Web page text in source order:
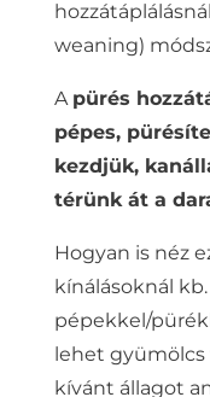
weaning)
A pürés
pépes,
kezdjük,
térünk át a
Hogyan is néz
kínálásoknál
pépekkel/
lehet gyümölcs
kívánt állagot